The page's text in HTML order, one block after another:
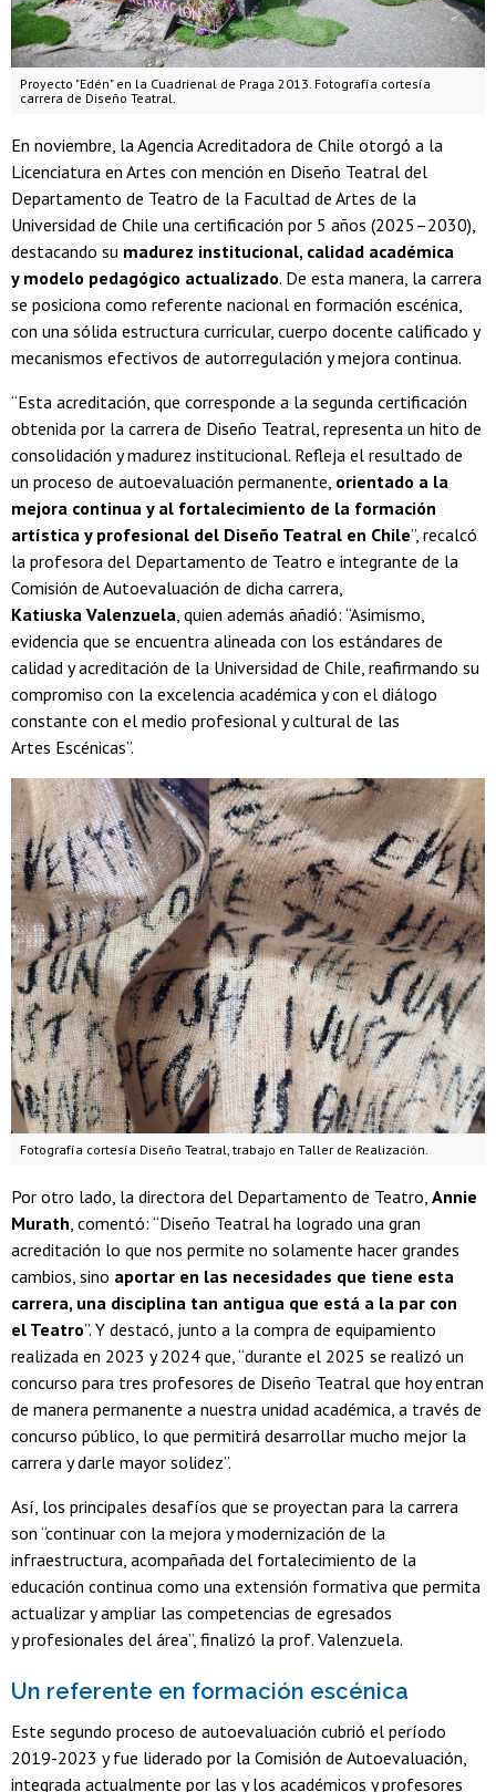
Proyecto "Edén" en la Cuadrienal de Praga 2013. Fotografía cortesía
carrera de Diseño Teatral.
En noviembre, la Agencia Acreditadora de Chile otorgó a la
Licenciatura en Artes con mención en Diseño Teatral del
Departamento de Teatro de la Facultad de Artes de la
Universidad de Chile una certificación por 5 años (2025–2030),
destacando su madurez institucional, calidad académica
y modelo pedagógico actualizado. De esta manera, la carrera
se posiciona como referente nacional en formación escénica,
con una sólida estructura curricular, cuerpo docente calificado y
mecanismos efectivos de autorregulación y mejora continua.
“Esta acreditación, que corresponde a la segunda certificación
obtenida por la carrera de Diseño Teatral, representa un hito de
consolidación y madurez institucional. Refleja el resultado de
un proceso de autoevaluación permanente, orientado a la
mejora continua y al fortalecimiento de la formación
artística y profesional del Diseño Teatral en Chile”, recalcó
la profesora del Departamento de Teatro e integrante de la
Comisión de Autoevaluación de dicha carrera,
Katiuska Valenzuela, quien además añadió: “Asimismo,
evidencia que se encuentra alineada con los estándares de
calidad y acreditación de la Universidad de Chile, reafirmando su
compromiso con la excelencia académica y con el diálogo
constante con el medio profesional y cultural de las
Artes Escénicas”.
Fotografía cortesía Diseño Teatral, trabajo en Taller de Realización.
Por otro lado, la directora del Departamento de Teatro, Annie
Murath, comentó: “Diseño Teatral ha logrado una gran
acreditación lo que nos permite no solamente hacer grandes
cambios, sino aportar en las necesidades que tiene esta
carrera, una disciplina tan antigua que está a la par con
el Teatro”. Y destacó, junto a la compra de equipamiento
realizada en 2023 y 2024 que, “durante el 2025 se realizó un
concurso para tres profesores de Diseño Teatral que hoy entran
de manera permanente a nuestra unidad académica, a través de
concurso público, lo que permitirá desarrollar mucho mejor la
carrera y darle mayor solidez”.
Así, los principales desafíos que se proyectan para la carrera
son “continuar con la mejora y modernización de la
infraestructura, acompañada del fortalecimiento de la
educación continua como una extensión formativa que permita
actualizar y ampliar las competencias de egresados
y profesionales del área”, finalizó la prof. Valenzuela.
Un referente en formación escénica
Este segundo proceso de autoevaluación cubrió el período
2019-2023 y fue liderado por la Comisión de Autoevaluación,
integrada actualmente por las y los académicos y profesores